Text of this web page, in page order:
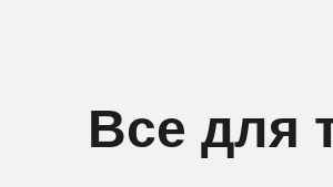
Все для